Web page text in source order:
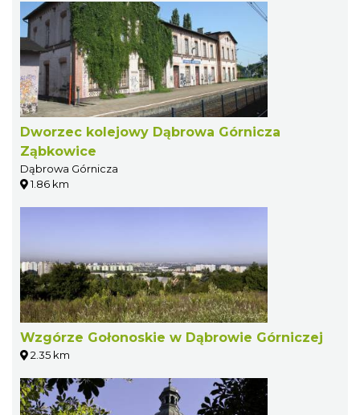
Dworzec kolejowy Dąbrowa Górnicza
Ząbkowice
Dąbrowa Górnicza
1.86 km
Wzgórze Gołonoskie w Dąbrowie Górniczej
2.35 km